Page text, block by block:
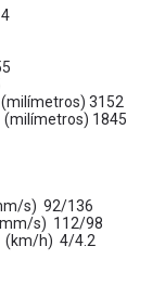
3152
1845
s) 92/136
s) 112/98
(km/h) 4/4.2